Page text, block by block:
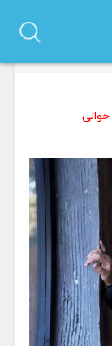
حوالی